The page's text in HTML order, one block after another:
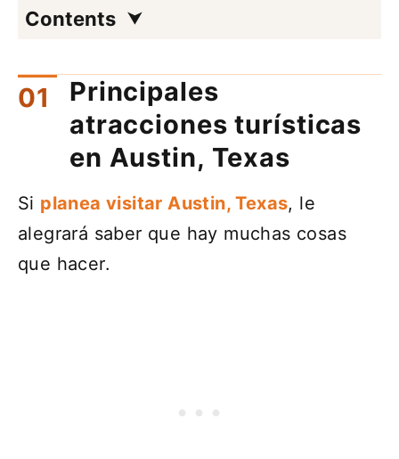
Contents
Principales
atracciones turísticas
en Austin, Texas
Si planea visitar Austin, Texas, le
alegrará saber que hay muchas cosas
que hacer.